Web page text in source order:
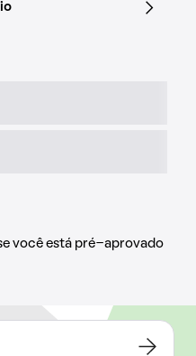
você está pré-aprovado